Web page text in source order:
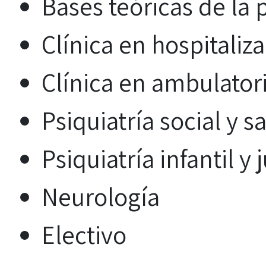
Clínica en
Clínica en
Psiquiatría social y
Psiquiatría infantil y
Neurología
Electivo